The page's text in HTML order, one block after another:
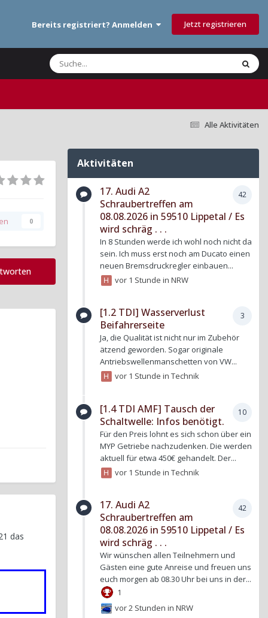
Bereits registriert? Anmelden Jetzt registrieren
Alle Aktivitäten
0
das
Aktivitäten
42
17. Audi A2
Schraubertreffen am
08.08.2026 in 59510 Lippetal / Es
wird schräg . . .
In 8 Stunden werde ich wohl noch nicht da
sein. Ich muss erst noch am Ducato einen
neuen Bremsdruckregler einbauen...
vor 1 Stunde inNRW
3
[1.2 TDI] Wasserverlust
Beifahrerseite
Ja, die Qualität ist nicht nur im Zubehör
ätzend geworden. Sogar originale
Antriebswellenmanschetten von VW...
vor 1 Stunde inTechnik
10
[1.4 TDI AMF] Tausch der
Schaltwelle: Infos benötigt.
Für den Preis lohnt es sich schon über ein
MYP Getriebe nachzudenken. Die werden
aktuell für etwa 450€ gehandelt. Der...
vor 1 Stunde inTechnik
42
17. Audi A2
Schraubertreffen am
08.08.2026 in 59510 Lippetal / Es
wird schräg . . .
Wir wünschen allen Teilnehmern und
Gästen eine gute Anreise und freuen uns
euch morgen ab 08.30 Uhr bei uns in der...
1
vor 2 Stunden inNRW